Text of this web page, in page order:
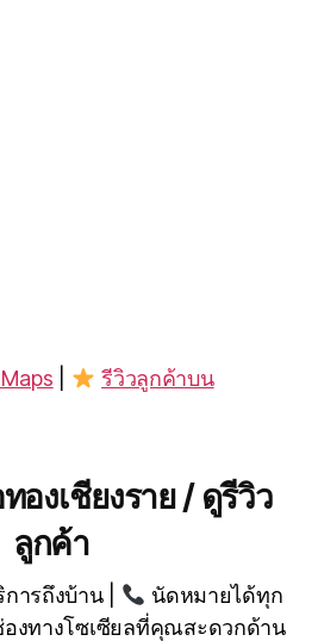
รีวิวลูกค้าบน
องเชียงราย / ดูรีวิว
ลูกค้า
ารถึงบ้าน |
นัดหมายได้ทุก
งทางโซเซียลที่คุณสะดวกด้าน